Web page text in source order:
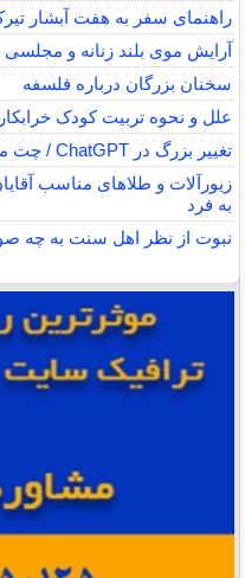
راهنمای سفر به هفت آبشار
آرایش موی بلند زنانه و مجلسی
سخنان بزرگان درباره فلسفه
علل و نحوه تربیت کودک خرابکار
تغییر بزرگ در ChatGPT / چت متنی نامحدود و رایگان
زیورآلات و طلاهای مناسب
به فرد
نبوت از نظر اهل سنت به چه